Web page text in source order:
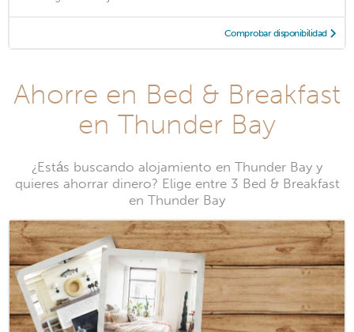
Comprobar disponibilidad
Ahorre en Bed & Breakfast
en Thunder Bay
¿Estás buscando alojamiento en Thunder Bay y
quieres ahorrar dinero? Elige entre 3 Bed & Breakfast
en Thunder Bay